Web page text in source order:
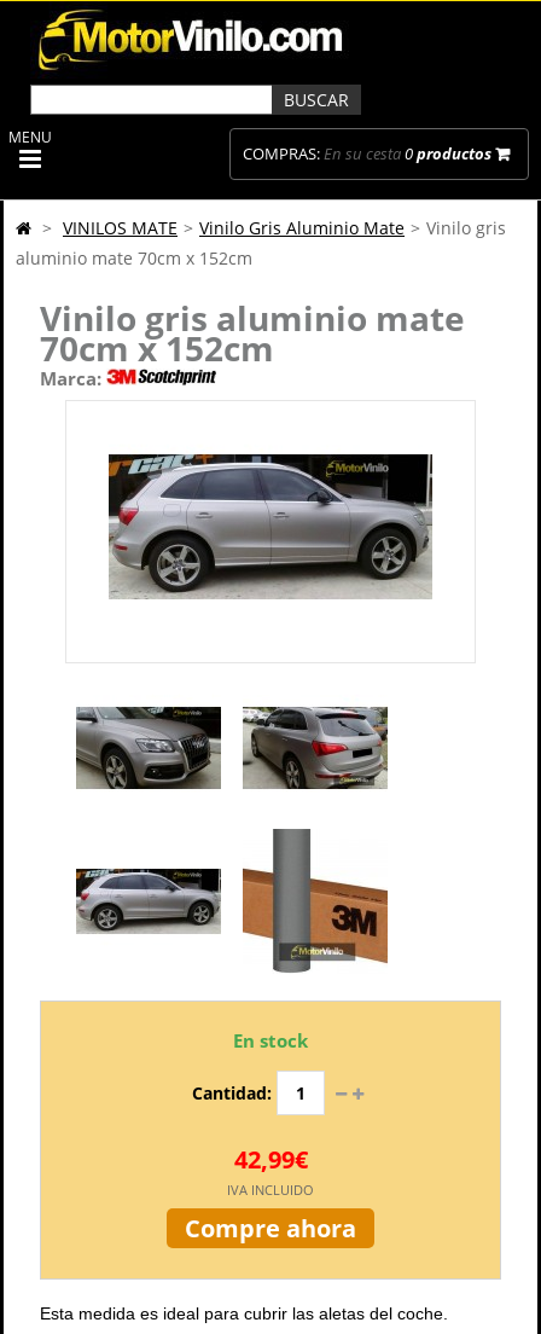
COMPRAS:En su cesta0productos
MENU
> VINILOS MATE > Vinilo Gris Aluminio Mate > Vinilo gris
aluminio mate 70cm x 152cm
Vinilo gris aluminio mate
70cm x 152cm
Marca:
En stock
Cantidad:
42,99€
IVA INCLUIDO
Compre ahora
Esta medida es ideal para cubrir las aletas del coche.